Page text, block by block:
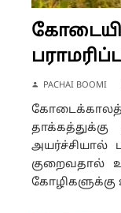
PACHAI BOOMI
அயர்ச்சியால்
குறைவதால்
கோழிகளுக்கு